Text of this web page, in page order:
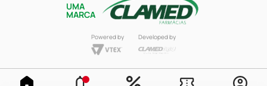
UMA
MARCA
Powered by Developed by